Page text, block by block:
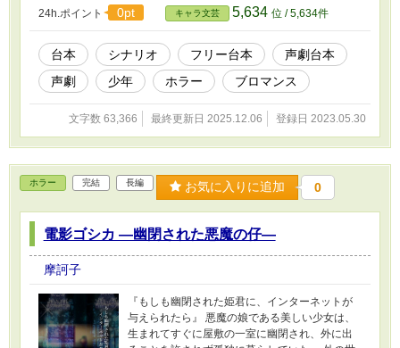
24h.ポイント 0pt キャラ文芸 5,634 位 / 5,634件
台本 シナリオ フリー台本
声劇台本
声劇
少年 ホラー ブロマンス
文字数 63,366 最終更新日 2025.12.06 登録日 2023.05.30
ホラー 完結 長編 お気に入りに追加 0
電影ゴシカ ―幽閉された悪魔の仔―
摩訶子
『もしも幽閉された姫君に、インターネットが
与えられたら』 悪魔の娘である美しい少女は、
生まれてすぐに屋敷の一室に幽閉され、外に出